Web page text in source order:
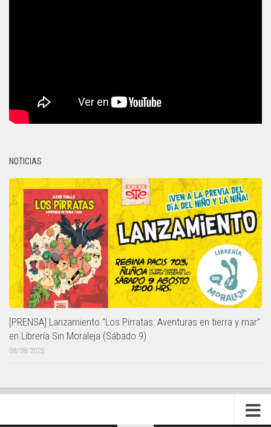
NOTICIAS
[PRENSA] Lanzamiento "Los Pirratas: Aventuras en tierra y mar"
en Librería Sin Moraleja (Sábado 9)
08/08/2025